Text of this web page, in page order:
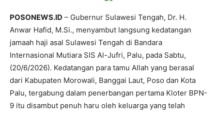
POSONEWS.ID – Gubernur Sulawesi Tengah, Dr. H.
Anwar Hafid, M.Si., menyambut langsung kedatangan
jamaah haji asal Sulawesi Tengah di Bandara
Internasional Mutiara SIS Al-Jufri, Palu, pada Sabtu,
(20/6/2026). Kedatangan para tamu Allah yang berasal
dari Kabupaten Morowali, Banggai Laut, Poso dan Kota
Palu, tergabung dalam penerbangan pertama Kloter BPN-
9 itu disambut penuh haru oleh keluarga yang telah